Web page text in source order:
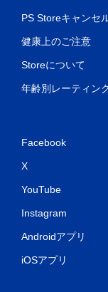
PS Storeキャンセ
健康上のご注意
Storeについて
年齢別レーティン
Facebook
X
YouTube
Instagram
Androidアプリ
iOSアプリ